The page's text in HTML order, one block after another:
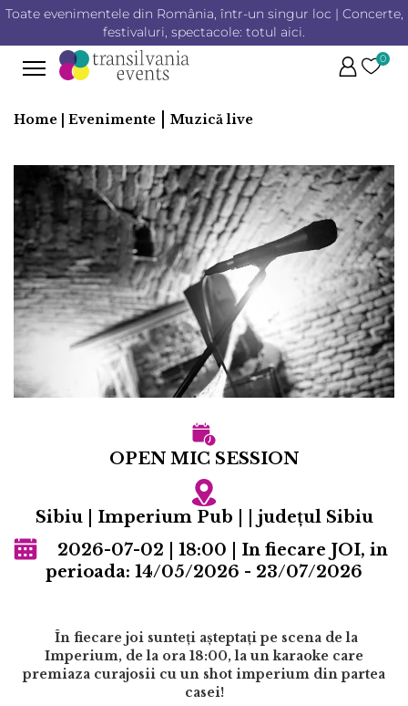
Toate evenimentele din România, într-un singur loc | Concerte,
festivaluri, spectacole: totul aici.
0
Home | Evenimente Muzică live
OPEN MIC SESSION
Sibiu | Imperium Pub | | județul Sibiu
2026-07-02 | 18:00 | In fiecare JOI, in
perioada: 14/05/2026 - 23/07/2026
În fiecare joi sunteți așteptați pe scena de la
Imperium, de la ora 18:00, la un karaoke care
premiaza curajosii cu un shot imperium din partea
casei!